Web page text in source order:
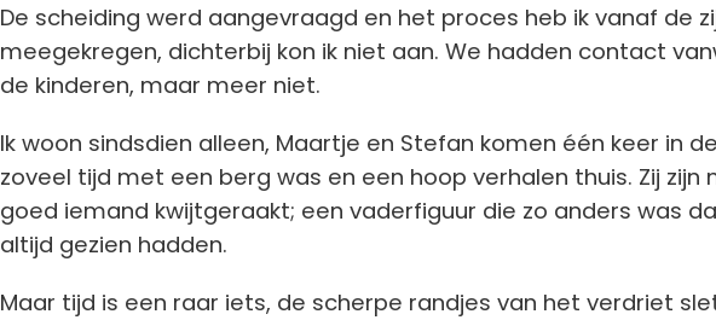
De scheiding werd aangevraagd en het proces heb ik vanaf de
meegekregen, dichterbij kon ik niet aan. We hadden contact
de kinderen, maar meer niet.
Ik woon sindsdien alleen, Maartje en Stefan komen één keer in de
zoveel tijd met een berg was en een hoop verhalen thuis. Zij zijn
goed iemand kwijtgeraakt; een vaderfiguur die zo anders was
altijd gezien hadden.
Maar tijd is een raar iets, de scherpe randjes van het verdriet